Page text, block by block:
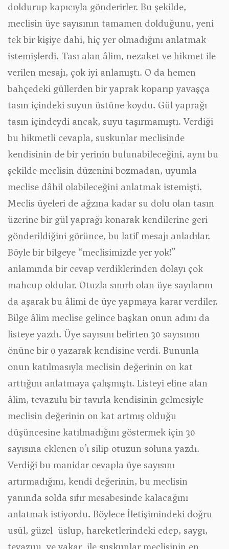
doldurup kapıcıyla gönderirler. Bu şekilde,
meclisin üye sayısının tamamen dolduğunu, yeni
tek bir kişiye dahi, hiç yer olmadığını anlatmak
istemişlerdi. Tası alan âlim, nezaket ve hikmet ile
verilen mesajı, çok iyi anlamıştı. O da hemen
bahçedeki güllerden bir yaprak koparıp yavaşça
tasın içindeki suyun üstüne koydu. Gül yaprağı
tasın içindeydi ancak, suyu taşırmamıştı. Verdiği
bu hikmetli cevapla, suskunlar meclisinde
kendisinin de bir yerinin bulunabileceğini, aynı bu
şekilde meclisin düzenini bozmadan, uyumla
meclise dâhil olabileceğini anlatmak istemişti.
Meclis üyeleri de ağzına kadar su dolu olan tasın
üzerine bir gül yaprağı konarak kendilerine geri
gönderildiğini görünce, bu latif mesajı anladılar.
Böyle bir bilgeye “meclisimizde yer yok!”
anlamında bir cevap verdiklerinden dolayı çok
mahcup oldular. Otuzla sınırlı olan üye sayılarını
da aşarak bu âlimi de üye yapmaya karar verdiler.
Bilge âlim meclise gelince başkan onun adını da
listeye yazdı. Üye sayısını belirten 30 sayısının
önüne bir 0 yazarak kendisine verdi. Bununla
onun katılmasıyla meclisin değerinin on kat
arttığını anlatmaya çalışmıştı. Listeyi eline alan
âlim, tevazulu bir tavırla kendisinin gelmesiyle
meclisin değerinin on kat artmış olduğu
düşüncesine katılmadığını göstermek için 30
sayısına eklenen 0’ı silip otuzun soluna yazdı.
Verdiği bu manidar cevapla üye sayısını
artırmadığını, kendi değerinin, bu meclisin
yanında solda sıfır mesabesinde kalacağını
anlatmak istiyordu. Böylece İletişimindeki doğru
usül, güzel üslup, hareketlerindeki edep, saygı,